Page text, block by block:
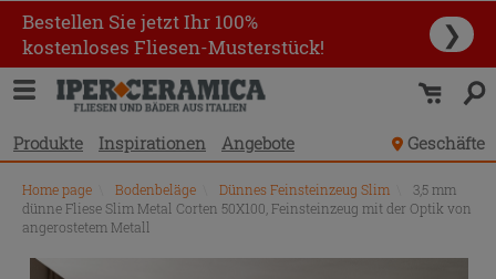
Bestellen Sie jetzt Ihr 100%
kostenloses Fliesen-Musterstück!
❯
Produkte Inspirationen Angebote Geschäfte
Home page Bodenbeläge Dünnes Feinsteinzeug Slim
3,5 mm
dünne Fliese Slim Metal Corten 50X100, Feinsteinzeug mit der Optik von
angerostetem Metall